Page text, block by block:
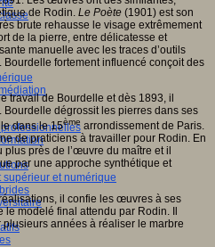
et numérique
de Rodin. Le Poète (1901) est son
brute rehausse le visage extrêmement
de la pierre, entre délicatesse et
manuelle avec les traces d’outils
Bourdelle fortement influencé conçoit des
travail de Bourdelle et dès 1893, il
Bourdelle dégrossit les pierres dans ses
dans le 15ème arrondissement de Paris.
de praticiens à travailler pour Rodin. En
près de l’œuvre du maître et il
par une approche synthétique et
il confie les œuvres à ses
modelé final attendu par Rodin. Il
années à réaliser le marbre